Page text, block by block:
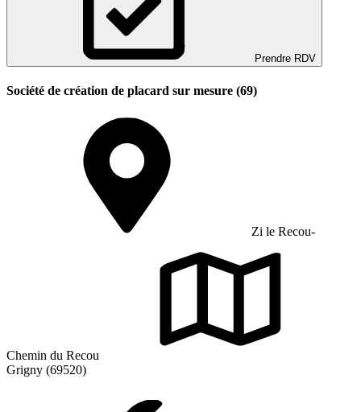
Prendre RDV
Société de création de placard sur mesure (69)
Zi le Recou-
Chemin du Recou
Grigny (69520)